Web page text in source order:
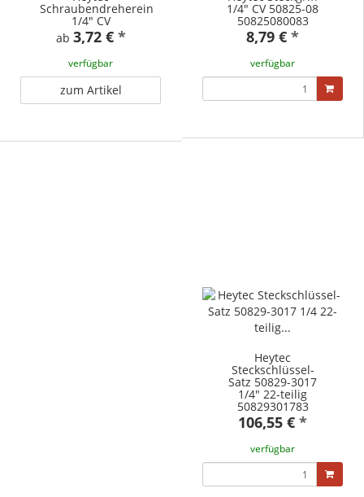
Schraubendrehereinsatz
1/4" CV
ab 3,72 € *
verfügbar
zum Artikel
1/4" CV 50825-08
50825080083
8,79 € *
verfügbar
Heytec
Steckschlüssel-
Satz 50829-3017
1/4" 22-teilig
50829301783
106,55 € *
verfügbar